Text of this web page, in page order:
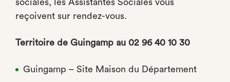
sociales, les Assistantes Sociales vous
reçoivent sur rendez-vous.
Territoire de Guingamp au 02 96 40 10 30
Guingamp – Site Maison du Département